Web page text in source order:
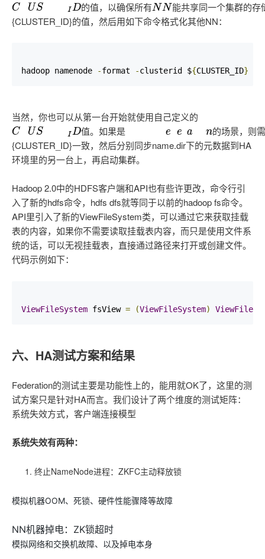
的值， 以确保所有 能共享同一个集群的存
CL USTE 的值，以确 保所有NN能共享同一个集群的存储资源
{CLUSTER_ID}的值，然后用如下命令格式化其他NN：
hadoop namenode -format -clusterid ${CLUSTER_ID}
当然，你也可以从第一台开始就使用自己定义的
值。如果是 的场景， 则 需
CL USTE 值。如果 是HA+F 的 场 景， 则需要用Fe derat
{CLUSTER_ID}一致，然后分别同步name.dir下的元数据到HA
环境里的另一台上，再启动集群。
Hadoop 2.0中的HDFS客户端和API也有些许更改，命令行引
入了新的hdfs命令，hdfs dfs就等同于以前的hadoop fs命令。
API里引入了新的ViewFileSystem类，可以通过它来获取挂载
表的内容，如果你不需要读取挂载表内容，而只是使用文件系
统的话，可以无视挂载表，直接通过路径来打开或创建文件。
代码示例如下：
ViewFileSystem fsView = (ViewFileSystem)
六、HA测试方案和结果
Federation的测试主要是功能性上的，能用就OK了，这里的测
试方案只是针对HA而言。我们设计了两个维度的测试矩阵：
系统失效方式，客户端连接模型
系统失效有两种：
终止NameNode进程：ZKFC主动释放锁
模拟机器OOM、死锁、硬件性能骤降等故障
NN机器掉电：ZK锁超时
模拟网络和交换机故障、以及掉电本身